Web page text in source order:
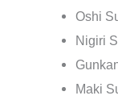
Oshi
Nigiri
Maki